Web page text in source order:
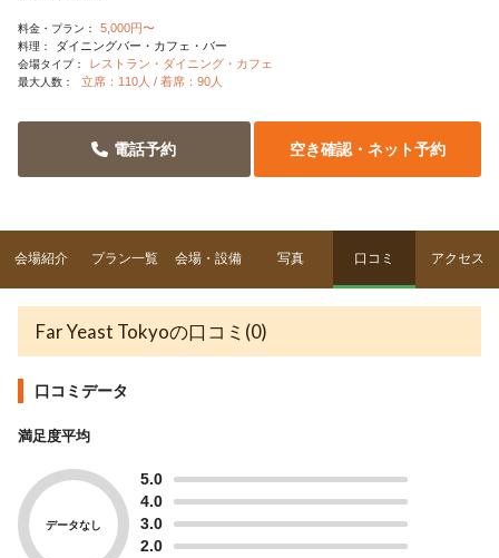
料金・プラン： 5,000円〜
料理： ダイニングバー・カフェ・バー
会場タイプ： レストラン・ダイニング・カフェ
最大人数： 立席：110人 / 着席：90人
空き確認・ネット予約
電話予約
会場紹介 プラン一覧 会場・設備 写真 口コミ アクセス
Far Yeast Tokyoの口コミ(0)
口コミデータ
満足度平均
データなし
5.0
4.0
3.0
2.0